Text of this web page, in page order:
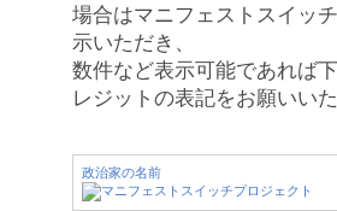
場合はマニフェストスイッ
示いただき、
数件など表示可能であれば
レジットの表記をお願いいた
政治家の名前